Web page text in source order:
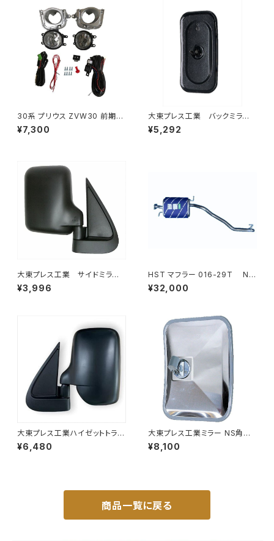
30系 プリウス ZVW30 前期
純正 タイプ フォグランプ ユニッ
ト バルブ 配線 スイッチ H11 左
¥7,300
大東プレス工業 バックミラーH
400 ｺﾊﾞﾝ L005 黒 J08
330×170 DI-8B
¥5,292
大東プレス工業 サイドミラー/
バックミラー ダイハツ ハイ
ゼット トラック 右 99年～
¥3,996
HST マフラー 016-29T NV
350キャラバン VR2E26 ニッサ
ン 本体オールステンレス 車検
¥32,000
大東プレス工業ハイゼットトラッ
ク S201C S211C S201P S211
Pサイドミラー/ドアミラー (助手
¥6,480
大東プレス工業ミラー NS角型
トレーラーﾐﾗｰ (SUS) L013 DI
-58SUS
¥8,100
商品一覧に戻る